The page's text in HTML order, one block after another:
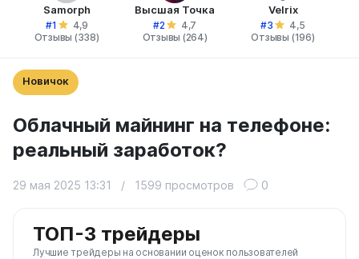
Samorph
#1
4,9
Отзывы (338)
Высшая Точка
#2
4,7
Отзывы (264)
Velrix
#3
4,5
Отзывы (196)
Новичок
Облачный майнинг на телефоне:
реальный заработок?
29 мая 2025 13:31 / 1599 просмотров 0
ТОП-3 трейдеры
Лучшие трейдеры на основании оценок пользователей